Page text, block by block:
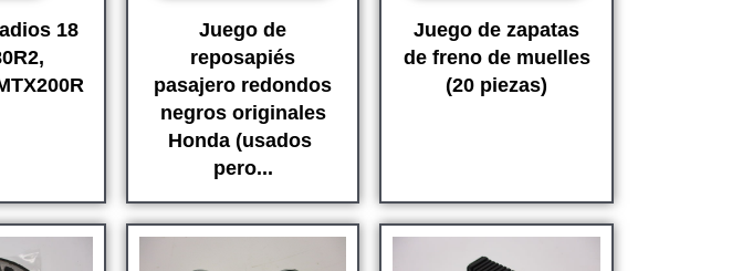
18
Juego de
reposapiés
pasajero redondos
negros originales
Honda (usados ​​
pero...
Juego de zapatas
de freno de muelles
(20 piezas)